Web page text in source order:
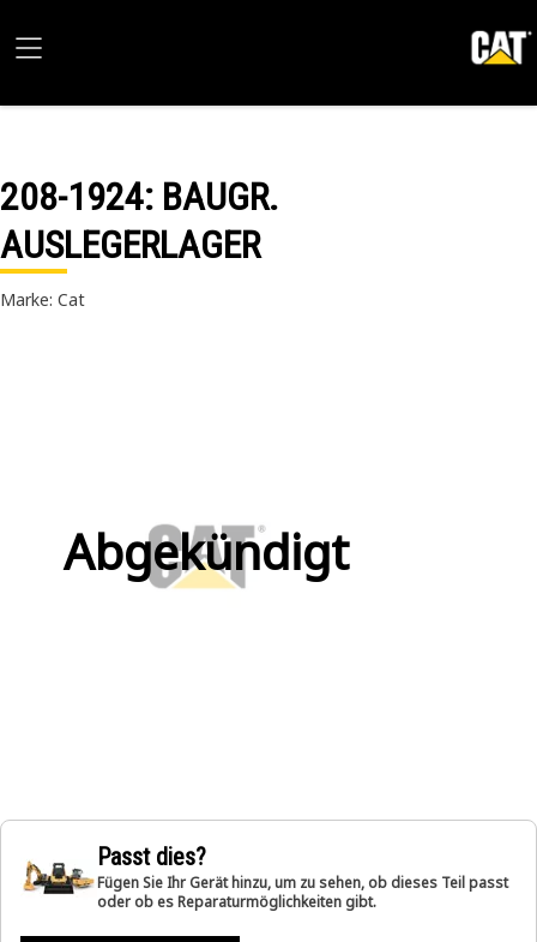
208-1924: BAUGR.
AUSLEGERLAGER
Marke: Cat
Abgekündigt
Passt dies?
Fügen Sie Ihr Gerät hinzu, um zu sehen, ob dieses Teil passt
oder ob es Reparaturmöglichkeiten gibt.